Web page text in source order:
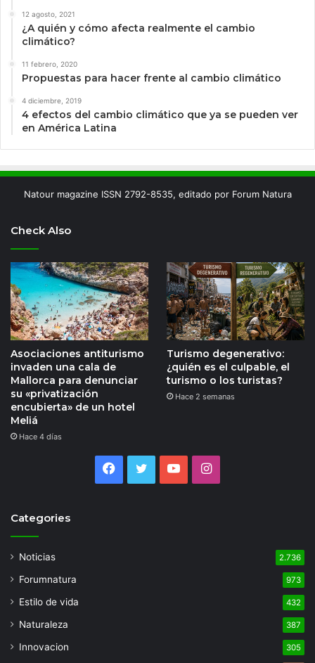
12 agosto, 2021
¿A quién y cómo afecta realmente el cambio
climático?
11 febrero, 2020
Propuestas para hacer frente al cambio climático
4 diciembre, 2019
4 efectos del cambio climático que ya se pueden ver
en América Latina
Natour magazine ISSN 2792-8535, editado por Forum Natura
Check Also
Asociaciones antiturismo
invaden una cala de
Mallorca para denunciar
su «privatización
encubierta» de un hotel
Meliá
Hace 4 días
Turismo degenerativo:
¿quién es el culpable, el
turismo o los turistas?
Hace 2 semanas
Facebook
TwitterYouTubeInstagram
Categories
Noticias 2.736
Forumnatura 973
Estilo de vida 432
Naturaleza 387
Innovacion 305